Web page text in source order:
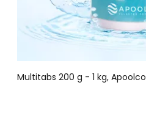
Multitabs 200 g - 1 kg, Apoolco